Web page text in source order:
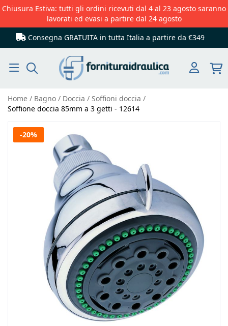
Chiusura Estiva: tutti gli ordini ricevuti dal 4 al 23 agosto saranno
lavorati ed evasi a partire dal 24 agosto
Consegna GRATUITA in tutta Italia a partire da €349
Home Bagno Doccia
Soffioni doccia
Soffione doccia 85mm a 3 getti - 12614
Vai
-20%